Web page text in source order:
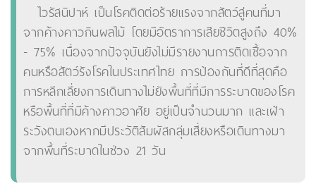
ไวรัสนิปาห์ เป็นโรคติดต่อร้ายแรงจากสัตว์สู่คนที่มา
จากค้างคาวกินผลไม้ โดยมีอัตราการเสียชีวิตสูงถึง 40%
- 75% เนื่องจากปัจจุบันยังไม่มีรายงานการติดเชื้อจาก
คนหรือสัตว์รังโรคในประเทศไทย การป้องกันที่ดีที่สุดคือ
การหลีกเลี่ยงการเดินทางไม่ยังพื้นที่ที่มีการระบาดของโรค
หรือพื้นที่ที่มีค้างคาวอาศัย อยู่เป็นจำนวนมาก และเฝ้า
ระวังตนเองหากมีประวัติสัมผัสกลุ่มเสี่ยงหรือเดินทางมา
จากพื้นที่ระบาดในช่วง 21 วัน